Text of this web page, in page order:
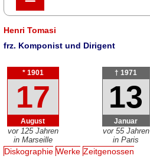
Henri Tomasi
frz. Komponist und Dirigent
* 1901
17
August
vor 125 Jahren
in Marseille
† 1971
13
Januar
vor 55 Jahren
in Paris
Diskographie Werke Zeitgenossen